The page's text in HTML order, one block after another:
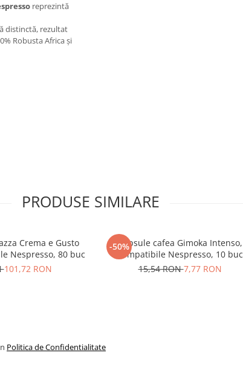
reprezintă
distinctă, rezultat
Robusta Africa și
PRODUSE SIMILARE
Crema e Gusto
Nespresso, 80 buc
101,72 RON
-50%
Capsule cafea Gimoka Intenso,
Compatibile Nespresso, 10 buc
15,54 RON7,77 RON
Politica de Confidentialitate